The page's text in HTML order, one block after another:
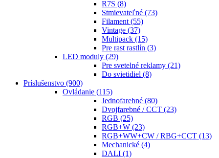
R7S (8)
Stmievateľné (73)
Filament (55)
Vintage (37)
Multipack (15)
Pre rast rastlín (3)
LED moduly (29)
Pre svetelné reklamy (21)
Do svietidiel (8)
Príslušenstvo (900)
Ovládanie (115)
Jednofarebné (80)
Dvojfarebné / CCT (23)
RGB (25)
RGB+W (23)
RGB+WW+CW / RBG+CCT (13)
Mechanické (4)
DALI (1)